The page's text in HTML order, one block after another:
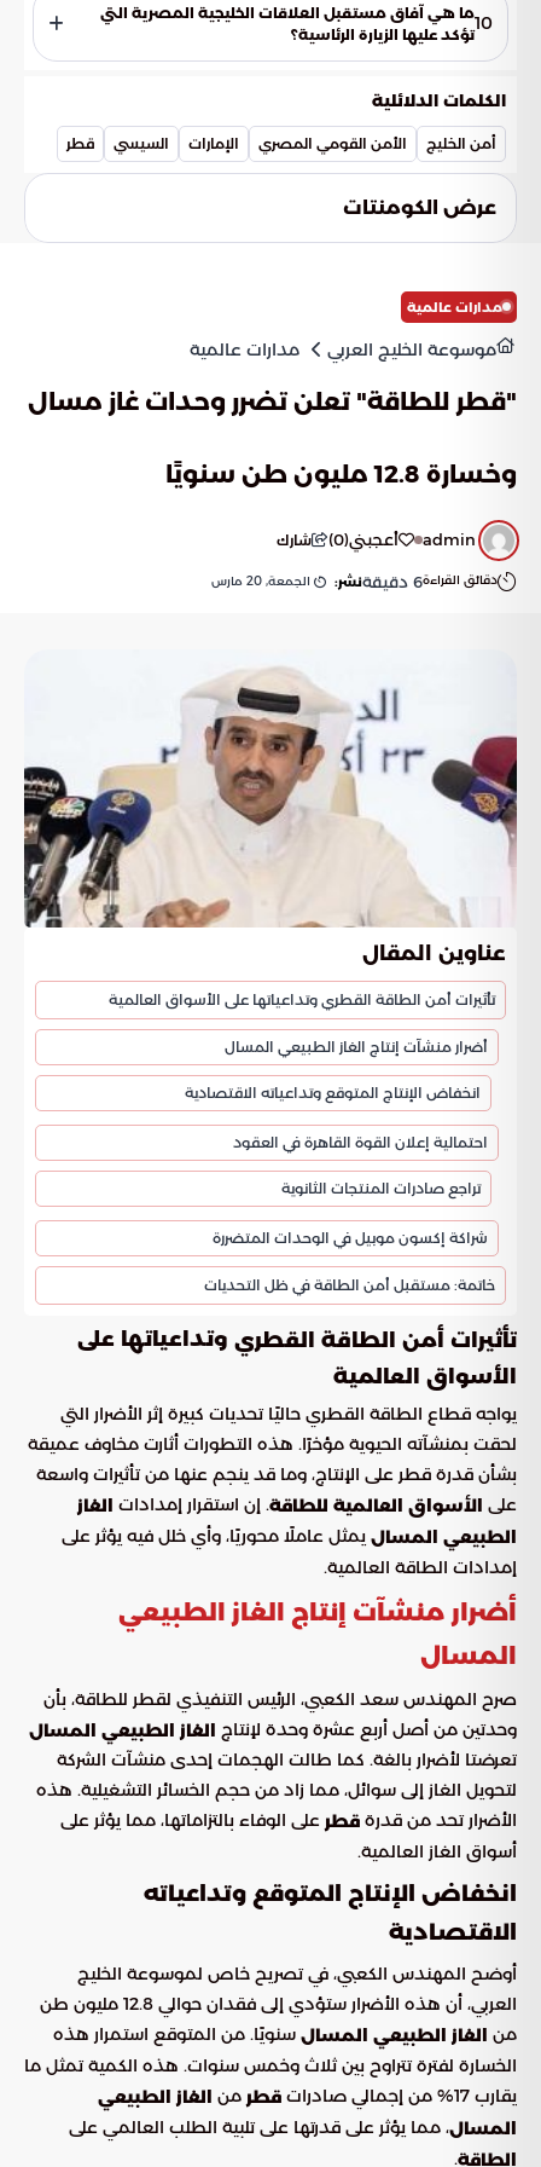
والدبلوماسية لتسوية النزاعات الإقليمية. أشار إلى أن مصر قامت
باتصالات لحث الأطراف على خفض التصعيد، مؤكدة خلالها إدانتها
للاعتداءات غير المبررة وطالبت بوقفها الفوري لتحقيق الاستقرار.
10ما هي آفاق مستقبل العلاقات الخليجية المصرية التي
تؤكد عليها الزيارة الرئاسية؟
والتضامن التي تجمع مصر بدول الخليج العربي. تبعث هذه الزيارات
برسالة واضحة حول وحدة المصير والأمن المشترك، وتؤسس
لمستقبل من التعاون الإقليمي البناء الذي يتجاوز التحديات.
الكلمات الدلائلية
أمن الخليج الأمن القومي المصري الإمارات السيسي قطر
عرض الكومنتات
مدارات عالمية
موسوعة الخليج العربي مدارات عالمية
"قطر للطاقة" تعلن تضرر وحدات غاز مسال
وخسارة 12.8 مليون طن سنويًا
admin أعجبني(
0
) شارك
دقائق القراءة6 دقيقةنشر: الجمعة, 20 مارس
عناوين المقال
تأثيرات أمن الطاقة القطري وتداعياتها على الأسواق العالمية
أضرار منشآت إنتاج الغاز الطبيعي المسال
انخفاض الإنتاج المتوقع وتداعياته الاقتصادية
احتمالية إعلان القوة القاهرة في العقود
تراجع صادرات المنتجات الثانوية
شراكة إكسون موبيل في الوحدات المتضررة
خاتمة: مستقبل أمن الطاقة في ظل التحديات
تأثيرات أمن الطاقة القطري وتداعياتها على
الأسواق العالمية
يواجه قطاع الطاقة القطري حاليًا تحديات كبيرة إثر الأضرار التي
لحقت بمنشآته الحيوية مؤخرًا. هذه التطورات أثارت مخاوف عميقة
بشأن قدرة قطر على الإنتاج، وما قد ينجم عنها من تأثيرات واسعة
على الأسواق العالمية للطاقة. إن استقرار إمدادات الغاز
الطبيعي المسال يمثل عاملًا محوريًا، وأي خلل فيه يؤثر على
إمدادات الطاقة العالمية.
أضرار منشآت إنتاج الغاز الطبيعي
المسال
صرح المهندس سعد الكعبي، الرئيس التنفيذي لقطر للطاقة، بأن
وحدتين من أصل أربع عشرة وحدة لإنتاج الغاز الطبيعي المسال
تعرضتا لأضرار بالغة. كما طالت الهجمات إحدى منشآت الشركة
لتحويل الغاز إلى سوائل، مما زاد من حجم الخسائر التشغيلية. هذه
الأضرار تحد من قدرة قطر على الوفاء بالتزاماتها، مما يؤثر على
أسواق الغاز العالمية.
انخفاض الإنتاج المتوقع وتداعياته
الاقتصادية
أوضح المهندس الكعبي، في تصريح خاص لموسوعة الخليج
العربي، أن هذه الأضرار ستؤدي إلى فقدان حوالي 12.8 مليون طن
من الغاز الطبيعي المسال سنويًا. من المتوقع استمرار هذه
الخسارة لفترة تتراوح بين ثلاث وخمس سنوات. هذه الكمية تمثل ما
يقارب 17% من إجمالي صادرات
قطر من الغاز الطبيعي
المسال، مما يؤثر على قدرتها على تلبية الطلب العالمي على
الطاقة.